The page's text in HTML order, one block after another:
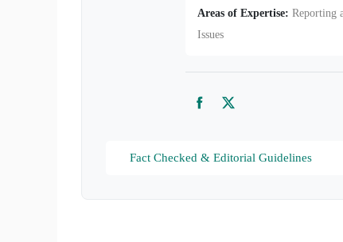
Areas of Expertise: Reporting
Issues
FacebookTwitter
Fact Checked & Editorial Guidelines